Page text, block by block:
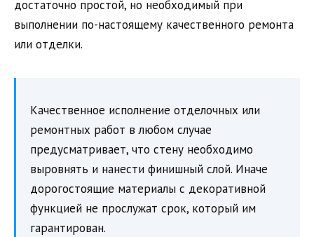
достаточно простой, но необходимый при
выполнении по-настоящему качественного ремонта
или отделки.
Качественное исполнение отделочных или
ремонтных работ в любом случае
предусматривает, что стену необходимо
выровнять и нанести финишный слой. Иначе
дорогостоящие материалы с декоративной
функцией не прослужат срок, который им
гарантирован.